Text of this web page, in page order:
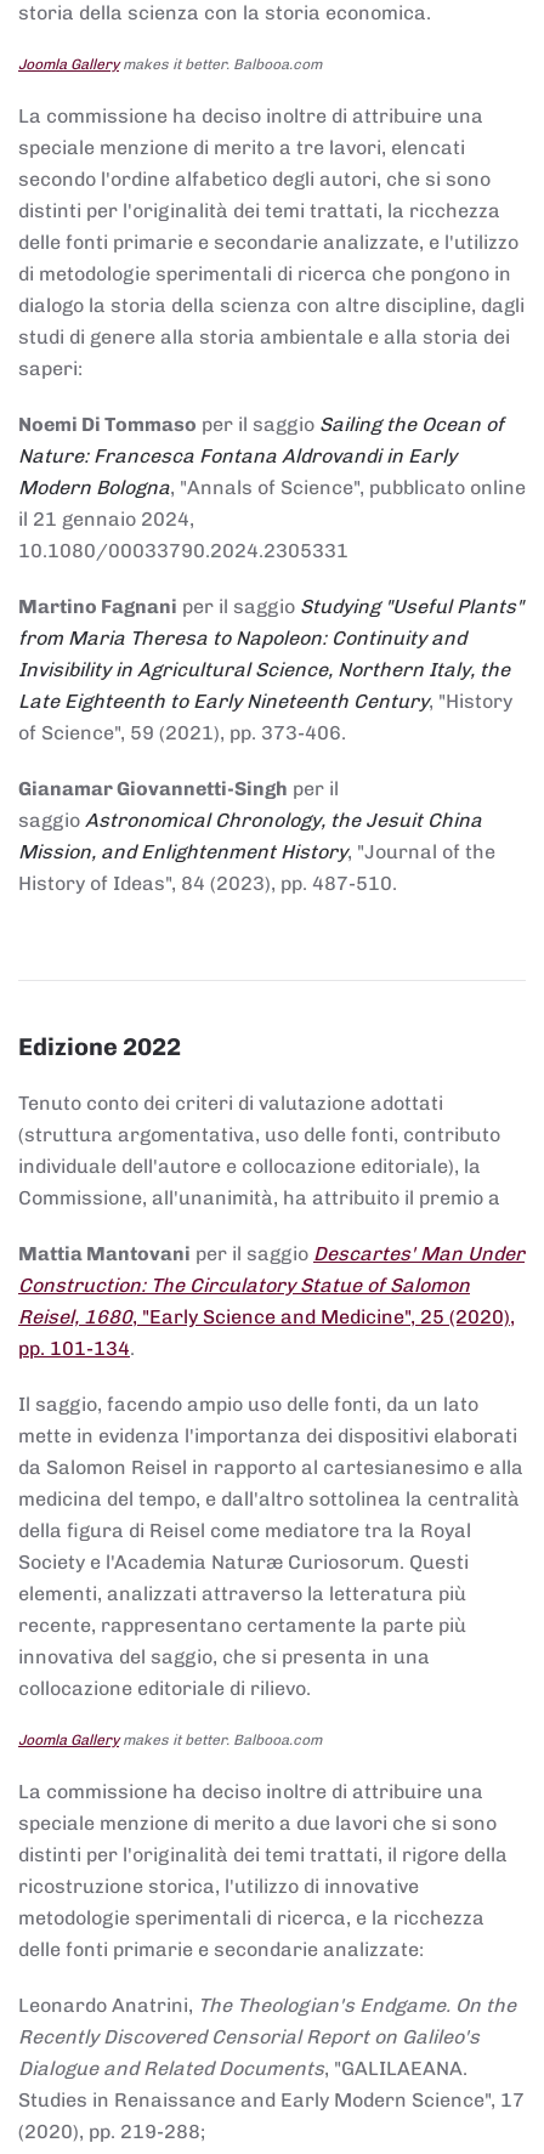
storia della scienza con la storia economica.
Joomla Gallerymakes it better. Balbooa.com
La commissione ha deciso inoltre di attribuire una
speciale menzione di merito a tre lavori, elencati
secondo l'ordine alfabetico degli autori, che si sono
distinti per l'originalità dei temi trattati, la ricchezza
delle fonti primarie e secondarie analizzate, e l'utilizzo
di metodologie sperimentali di ricerca che pongono in
dialogo la storia della scienza con altre discipline, dagli
studi di genere alla storia ambientale e alla storia dei
saperi:
Noemi Di Tommaso per il saggio Sailing the Ocean of
Nature: Francesca Fontana Aldrovandi in Early
Modern Bologna, "Annals of Science", pubblicato online
il 21 gennaio 2024,
10.1080/00033790.2024.2305331
Martino Fagnani per il saggio Studying "Useful Plants"
from Maria Theresa to Napoleon: Continuity and
Invisibility in Agricultural Science, Northern Italy, the
Late Eighteenth to Early Nineteenth Century, "History
of Science", 59 (2021), pp. 373-406.
Gianamar Giovannetti-Singh per il
saggio Astronomical Chronology, the Jesuit China
Mission, and Enlightenment History, "Journal of the
History of Ideas", 84 (2023), pp. 487-510.
Edizione 2022
Tenuto conto dei criteri di valutazione adottati
(struttura argomentativa, uso delle fonti, contributo
individuale dell'autore e collocazione editoriale), la
Commissione, all'unanimità, ha attribuito il premio a
Mattia Mantovani per il saggio Descartes' Man Under
Construction: The Circulatory Statue of Salomon
Reisel, 1680, "Early Science and Medicine", 25 (2020),
pp. 101-134.
Il saggio, facendo ampio uso delle fonti, da un lato
mette in evidenza l'importanza dei dispositivi elaborati
da Salomon Reisel in rapporto al cartesianesimo e alla
medicina del tempo, e dall'altro sottolinea la centralità
della figura di Reisel come mediatore tra la Royal
Society e l'Academia Naturæ Curiosorum. Questi
elementi, analizzati attraverso la letteratura più
recente, rappresentano certamente la parte più
innovativa del saggio, che si presenta in una
collocazione editoriale di rilievo.
Joomla Gallerymakes it better. Balbooa.com
La commissione ha deciso inoltre di attribuire una
speciale menzione di merito a due lavori che si sono
distinti per l'originalità dei temi trattati, il rigore della
ricostruzione storica, l'utilizzo di innovative
metodologie sperimentali di ricerca, e la ricchezza
delle fonti primarie e secondarie analizzate:
Leonardo Anatrini, The Theologian's Endgame. On the
Recently Discovered Censorial Report on Galileo's
Dialogue and Related Documents, "GALILAEANA.
Studies in Renaissance and Early Modern Science", 17
(2020), pp. 219-288;